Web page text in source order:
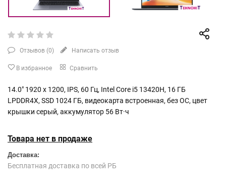
Отзывов (0) Написать отзыв
В избранное Сравнить
14.0" 1920 x 1200, IPS, 60 Гц, Intel Core i5 13420H, 16 ГБ
LPDDR4X, SSD 1024 ГБ, видеокарта встроенная, без ОС, цвет
крышки серый, аккумулятор 56 Вт·ч
Товара нет в продаже
Доставка:
Бесплатная доставка по всей РБ